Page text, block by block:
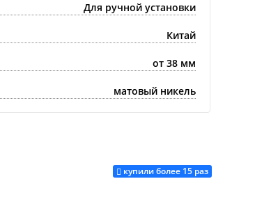
Для ручной установки
Китай
от 38 мм
матовый никель
купили более 15 раз